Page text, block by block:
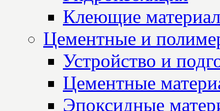
Клеющие
Цементные и
Устройство и
Цементные
Эпоксидные